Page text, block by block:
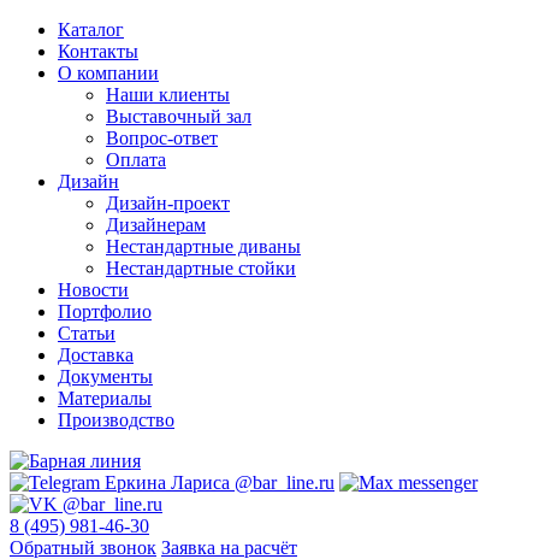
Каталог
Контакты
О компании
Наши клиенты
Выставочный зал
Вопрос-ответ
Оплата
Дизайн
Дизайн-проект
Дизайнерам
Нестандартные диваны
Нестандартные стойки
Новости
Портфолио
Статьи
Доставка
Документы
Материалы
Производство
8 (495) 981-46-30
Обратный звонок Заявка на расчёт